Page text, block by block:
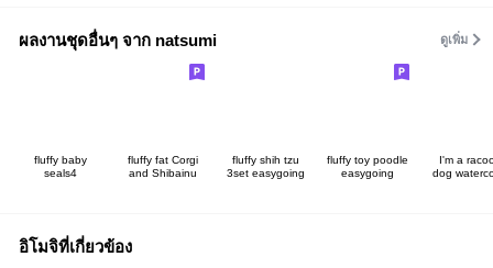
ผลงานชุดอื่นๆ จาก natsumi ดูเพิ่ม
fluffy baby
seals4
fluffy fat Corgi
and Shibainu
fluffy shih tzu
3set easygoing
fluffy toy poodle
easygoing
I'm a
dog
อิโมจิที่เกี่ยวข้อง